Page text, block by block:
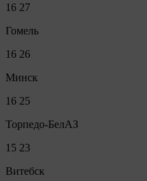
16 27
Гомель
16 26
Минск
16 25
Торпедо-БелАЗ
15 23
Витебск